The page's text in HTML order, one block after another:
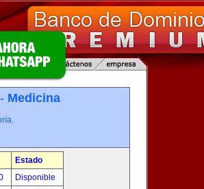
Medicina
Estado
Disponible